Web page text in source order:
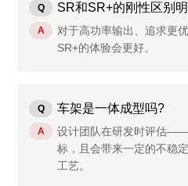
Q SR和SR+的刚性区别
A
对于高功率输出、追求更
SR+的体验会更好。
Q 车架是一体成型吗?
A
设计团队在研发时评估——
标，且会带来一定的不稳
工艺。